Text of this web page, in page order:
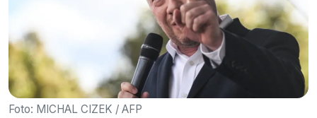
Foto: MICHAL CIZEK / AFP